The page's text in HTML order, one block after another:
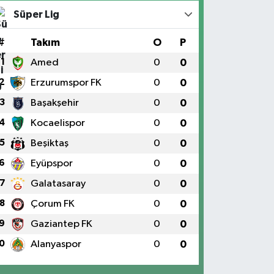
Süper Lig
Takım O P
1 Amed 0 0
Erzurumspor FK 0 0
3 Başakşehir 0 0
Kocaelispor 0 0
5 Beşiktaş 0 0
Eyüpspor 0 0
7 Galatasaray 0 0
8 Çorum FK 0 0
Gaziantep FK 0 0
Alanyaspor 0 0